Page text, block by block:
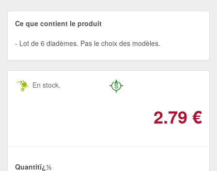
Ce que contient le produit
Lot de 6 diadèmes. Pas le choix des modèles.
En stock.
2.79 €
Quantitï¿½